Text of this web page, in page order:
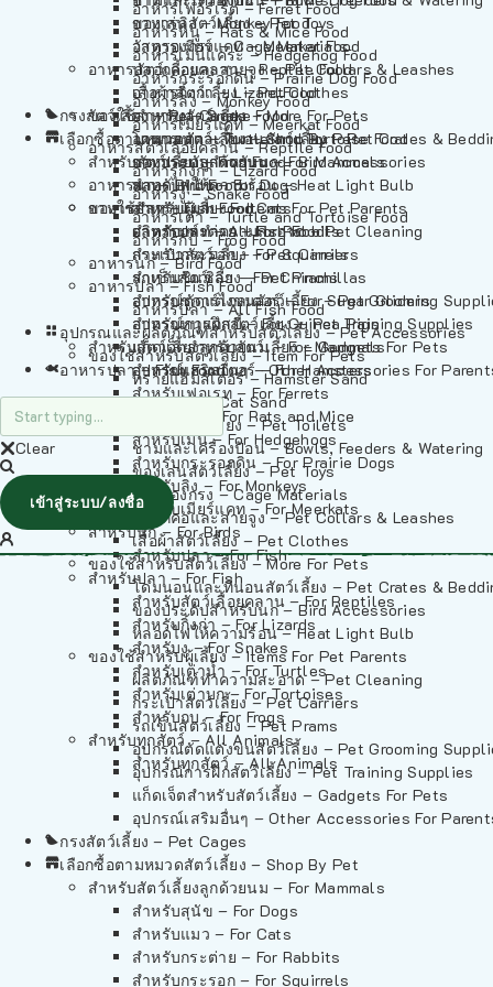
อาหารเฟอร์เร็ต – Ferret Food
อาหารหนู – Rats & Mice Food
อาหารเม่นแคระ – Hedgehog Food
อาหารกระรอกดิน – Prairie Dog Food
อาหารลิง – Monkey Food
อาหารเมียร์แคท – Meerkat Food
อาหารสัตว์เลี้อยคลาน – Reptile Food
อาหารกิ้งก่า – Lizard Food
อาหารงู – Snake Food
อาหารเต่า – Turtle and Tortoise Food
อาหารกบ – Frog Food
อาหารนก – Bird Food
อาหารปลา – Fish Food
อาหารปลา – All Fish Food
อุปกรณและผลิตภัณฑ์สำหรับสัตว์เลี้ยง – Pet Accessories
ของใช้สำหรับสัตว์เลี้ยง – Item For Pets
ทรายแฮมสเตอร์ – Hamster Sand
ทรายแมว – Cat Sand
ห้องน้ำสัตว์เลี้ยง – Pet Toilets
ชามและเครื่องป้อน – Bowls, Feeders & Watering
ของเล่นสัตว์เลี้ยง – Pet Toys
วัสดุรองกรง – Cage Materials
ปลอกคอและสายจูง – Pet Collars & Leashes
เสื้อผ้าสัตว์เลี้ยง – Pet Clothes
ของใช้สำหรับสัตว์เลี้ยง – More For Pets
โดมนอนและที่นอนสัตว์เลี้ยง – Pet Crates &
ของประดับสำหรับนก – Bird Accessories
หลอดไฟให้ความร้อน – Heat Light Bulb
ของใช้สำหรับผู้เลี้ยง – Items For Pet Parents
ผลิตภัณฑ์ทำความสะอาด – Pet Cleaning
กระเป๋าสัตว์เลี้ยง – Pet Carriers
รถเข็นสัตว์เลี้ยง – Pet Prams
อุปกรณ์ตัดแต่งขนสัตว์เลี้ยง – Pet Grooming
อุปกรณ์การฝึกสัตว์เลี้ยง – Pet Training Supplies
แก็ดเจ็ตสำหรับสัตว์เลี้ยง – Gadgets For Pets
อุปกรณ์เสริมอื่นๆ – Other Accessories For
กรงสัตว์เลี้ยง – Pet Cages
เลือกซื้อตามหมวดสัตว์เลี้ยง – Shop By Pet
สำหรับสัตว์เลี้ยงลูกด้วยนม – For Mammals
สำหรับสุนัข – For Dogs
สำหรับแมว – For Cats
สำหรับกระต่าย – For Rabbits
สำหรับกระรอก – For Squirrels
อาหารลิง – Monkey Food
อาหารเมียร์แคท – Meerkat Food
อาหารสัตว์เลี้อยคลาน – Reptile Food
อาหารกิ้งก่า – Lizard Food
อาหารงู – Snake Food
อาหารเต่า – Turtle and Tortoise Food
อาหารกบ – Frog Food
อาหารนก – Bird Food
อาหารปลา – Fish Food
อาหารปลา – All Fish Food
ของเล่นสัตว์เลี้ยง – Pet Toys
วัสดุรองกรง – Cage Materials
ปลอกคอและสายจูง – Pet Collars & Leashes
เสื้อผ้าสัตว์เลี้ยง – Pet Clothes
ของใช้สำหรับสัตว์เลี้ยง – More For Pets
โดมนอนและที่นอนสัตว์เลี้ยง – Pet Crates &
ของประดับสำหรับนก – Bird Accessories
หลอดไฟให้ความร้อน – Heat Light Bulb
ของใช้สำหรับผู้เลี้ยง – Items For Pet Parents
ผลิตภัณฑ์ทำความสะอาด – Pet Cleaning
กระเป๋าสัตว์เลี้ยง – Pet Carriers
รถเข็นสัตว์เลี้ยง – Pet Prams
อุปกรณ์ตัดแต่งขนสัตว์เลี้ยง – Pet Grooming
อุปกรณ์การฝึกสัตว์เลี้ยง – Pet Training Supplies
แก็ดเจ็ตสำหรับสัตว์เลี้ยง – Gadgets For Pets
อุปกรณ์เสริมอื่นๆ – Other Accessories For
กรงสัตว์เลี้ยง – Pet Cages
เลือกซื้อตามหมวดสัตว์เลี้ยง – Shop By Pet
สำหรับสัตว์เลี้ยงลูกด้วยนม – For Mammals
สำหรับสุนัข – For Dogs
สำหรับแมว – For Cats
สำหรับกระต่าย – For Rabbits
สำหรับกระรอก – For Squirrels
สำหรับชินชิล่า – For Chinchillas
สำหรับชูการ์ไกลเดอร์ – For Sugar Gliders
สำหรับหนูแกสบี้ – For Guinea Pigs
สำหรับสัตว์เลี้ยงลูกด้วยนม – For Mammals
สำหรับแฮมสเตอร์ – For Hamsters
สำหรับเฟอเรท – For Ferrets
สำหรับหนู – For Rats and Mice
สำหรับเม่น – For Hedgehogs
สำหรับกระรอกดิน – For Prairie Dogs
สำหรับลิง – For Monkeys
สำหรับเมียร์แคท – For Meerkats
สำหรับนก – For Birds
สำหรับปลา – For Fish
สำหรับปลา – For Fish
สำหรับสัตว์เลื้อยคลาน – For Reptiles
สำหรับกิ้งก่า – For Lizards
สำหรับงู – For Snakes
สำหรับเต่าน้ำ – For Turtles
สำหรับเต่าบก – For Tortoises
สำหรับกบ – For Frogs
สำหรับทุกสัตว์ – All Animals
สำหรับทุกสัตว์ – All Animals
อาหารปลา – Fish Food
Clear
เข้าสู่ระบบ/ลงชื่อ